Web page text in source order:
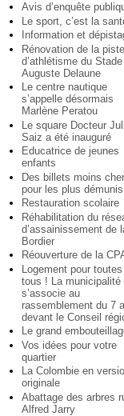
Avis d’enquête
Le sport, c’est la
Information et
Rénovation de la piste
d’athlétisme du Stade
Auguste Delaune
Le centre nautique
s’appelle désormais
Marlène Peratou
Le square Docteur
Saiz a été inauguré
Educatrice de jeunes
enfants
Des billets moins
pour les plus démunis
Restauration scolaire
Réhabilitation du
d’assainissement de
Bordier
Réouverture de la
Logement pour
tous ! La municipalité
s’associe au
rassemblement du 7
devant le Conseil
Le grand
Vos idées pour votre
quartier
La Colombie en
originale
Abattage des arbres
Alfred Jarry